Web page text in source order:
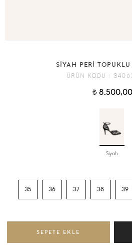
SİYAH PERİ
ÜRÜN KODU :
t8.500,00
Siyah
35 36 37 38 39